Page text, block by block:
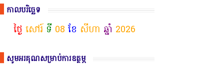
កាលបរិច្ឆេទ
ថ្ងៃ សៅរ៍ទី 08 ខែ សីហា ឆ្នាំ 2026
សូមអរគុណសម្រាប់ការឧត្ថម្ភ